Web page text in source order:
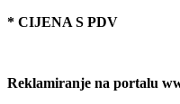
* CIJENA S PDV
Reklamiranje na portalu